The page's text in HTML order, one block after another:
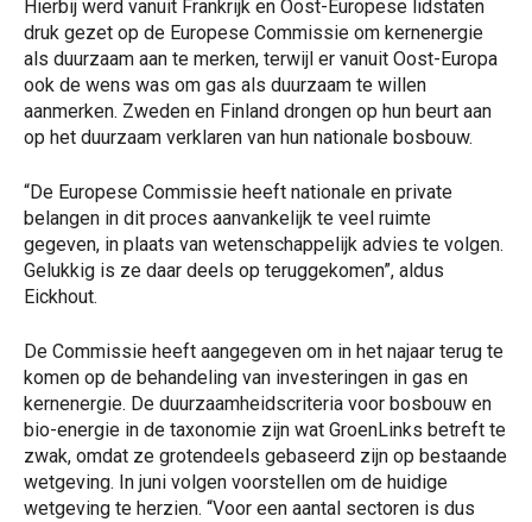
Hierbij werd vanuit Frankrijk en Oost-Europese lidstaten
druk gezet op de Europese Commissie om kernenergie
als duurzaam aan te merken, terwijl er vanuit Oost-Europa
ook de wens was om gas als duurzaam te willen
aanmerken. Zweden en Finland drongen op hun beurt aan
op het duurzaam verklaren van hun nationale bosbouw.
“De Europese Commissie heeft nationale en private
belangen in dit proces aanvankelijk te veel ruimte
gegeven, in plaats van wetenschappelijk advies te volgen.
Gelukkig is ze daar deels op teruggekomen”, aldus
Eickhout.
De Commissie heeft aangegeven om in het najaar terug te
komen op de behandeling van investeringen in gas en
kernenergie. De duurzaamheidscriteria voor bosbouw en
bio-energie in de taxonomie zijn wat GroenLinks betreft te
zwak, omdat ze grotendeels gebaseerd zijn op bestaande
wetgeving. In juni volgen voorstellen om de huidige
wetgeving te herzien. “Voor een aantal sectoren is dus